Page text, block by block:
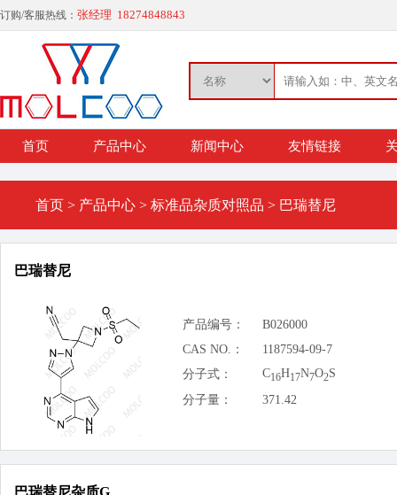
订购/客服热线： 张经理 18274848843
首页 产品中心 新闻中心 友情链接
首页 > 产品中心 > 标准品杂质对照品 > 巴瑞替尼
巴瑞替尼
产品编号：
B026000
CAS NO.：
1187594-09-7
分子式：
C16H17N7O2S
分子量：
371.42
巴瑞替尼杂质G